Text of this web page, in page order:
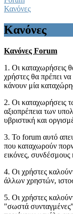
Κανόνες
Κανόνες
Κανόνες Forum
1. Οι καταχωρήσεις
χρήστες θα πρέπει
κάνουν μία
2. Οι καταχωρήσεις
αξιοπρέπεια των
υβριστική και
3. Το forum αυτό
που καταχωρούν
εικόνες,
4. Οι χρήστες
άλλων χρηστών,
5. Οι χρήστες
"σωστά